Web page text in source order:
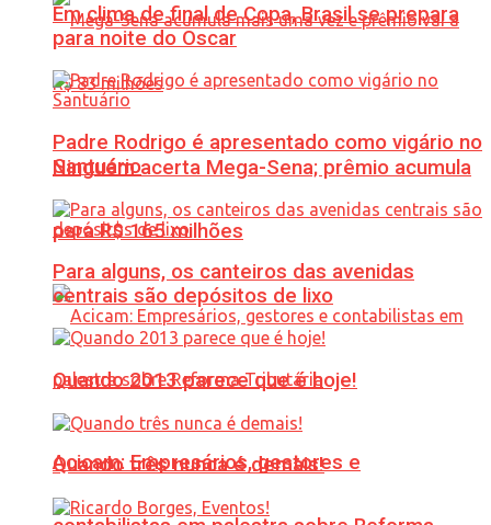
Ninguém acerta Mega-Sena; prêmio acumula
para R$ 165 milhões
Acicam: Empresários, gestores e
Em clima de final de Copa, Brasil se prepara
para noite do Oscar
Padre Rodrigo é apresentado como vigário no
Santuário
Para alguns, os canteiros das avenidas
centrais são depósitos de lixo
Quando 2013 parece que é hoje!
Quando três nunca é demais!